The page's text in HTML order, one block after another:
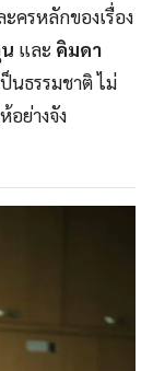
ครหลักของเรื่อง
และ คิมดา
นธรรมชาติ ไม่
อย่างจัง